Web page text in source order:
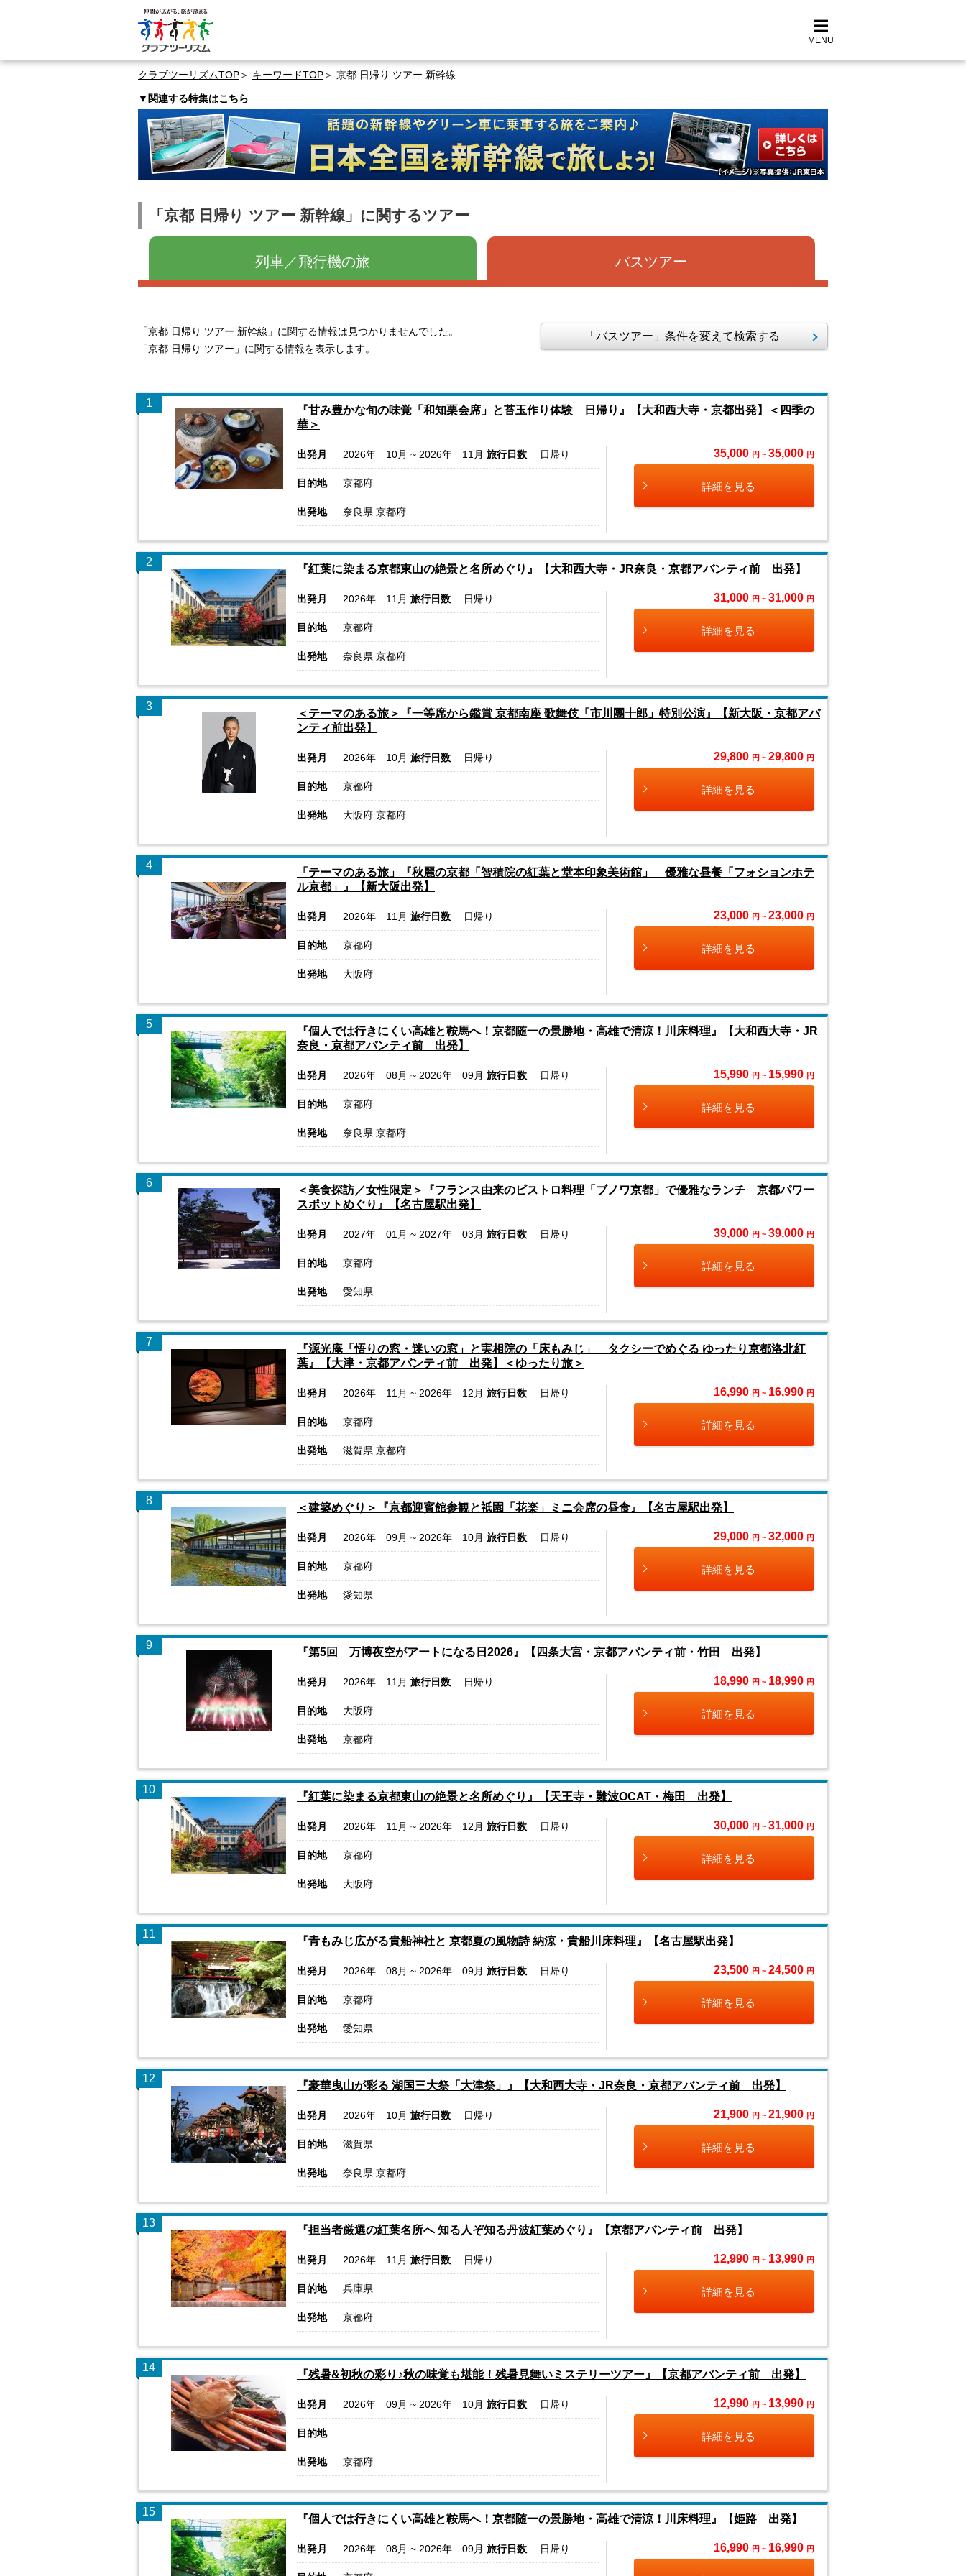
MENU
クラブツーリズムTOP キーワードTOP 京都 日帰り ツアー 新幹線
▼関連する特集はこちら
「京都 日帰り ツアー 新幹線」に関するツアー
列車／飛行機の旅 バスツアー
「京都 日帰り ツアー 新幹線」に関する情報は見つかりませんでした。
「京都 日帰り ツアー」に関する情報を表示します。
「バスツアー」条件を変えて検索する
1
『甘み豊かな旬の味覚「和知栗会席」と苔玉作り体験 日帰り』【大和西大寺・京都出発】＜四季の
華＞
出発月 2026年 10月 ~ 2026年 11月 旅行日数 日帰り
目的地 京都府
出発地 奈良県 京都府
35,000 円 ~ 35,000 円
詳細を見る
2
『紅葉に染まる京都東山の絶景と名所めぐり』【大和西大寺・JR奈良・京都アバンティ前 出発】
出発月 2026年 11月 旅行日数 日帰り
目的地 京都府
出発地 奈良県 京都府
31,000 円 ~ 31,000 円
詳細を見る
3
＜テーマのある旅＞『一等席から鑑賞 京都南座 歌舞伎「市川團十郎」特別公演』【新大阪・京都アバ
ンティ前出発】
出発月 2026年 10月 旅行日数 日帰り
目的地 京都府
出発地 大阪府 京都府
29,800 円 ~ 29,800 円
詳細を見る
4
「テーマのある旅」『秋麗の京都「智積院の紅葉と堂本印象美術館」 優雅な昼餐「フォションホテ
ル京都」』【新大阪出発】
出発月 2026年 11月 旅行日数 日帰り
目的地 京都府
出発地 大阪府
23,000 円 ~ 23,000 円
詳細を見る
5
『個人では行きにくい高雄と鞍馬へ！京都随一の景勝地・高雄で清涼！川床料理』【大和西大寺・JR
奈良・京都アバンティ前 出発】
出発月 2026年 08月 ~ 2026年 09月 旅行日数 日帰り
目的地 京都府
出発地 奈良県 京都府
15,990 円 ~ 15,990 円
詳細を見る
6
＜美食探訪／女性限定＞『フランス由来のビストロ料理「ブノワ京都」で優雅なランチ 京都パワー
スポットめぐり』【名古屋駅出発】
出発月 2027年 01月 ~ 2027年 03月 旅行日数 日帰り
目的地 京都府
出発地 愛知県
39,000 円 ~ 39,000 円
詳細を見る
7
『源光庵「悟りの窓・迷いの窓」と実相院の「床もみじ」 タクシーでめぐる ゆったり京都洛北紅
葉』【大津・京都アバンティ前 出発】＜ゆったり旅＞
出発月 2026年 11月 ~ 2026年 12月 旅行日数 日帰り
目的地 京都府
出発地 滋賀県 京都府
16,990 円 ~ 16,990 円
詳細を見る
8
＜建築めぐり＞『京都迎賓館参観と祇園「花楽」ミニ会席の昼食』【名古屋駅出発】
出発月 2026年 09月 ~ 2026年 10月 旅行日数 日帰り
目的地 京都府
出発地 愛知県
29,000 円 ~ 32,000 円
詳細を見る
9
『第5回 万博夜空がアートになる日2026』【四条大宮・京都アバンティ前・竹田 出発】
出発月 2026年 11月 旅行日数 日帰り
目的地 大阪府
出発地 京都府
18,990 円 ~ 18,990 円
詳細を見る
10
『紅葉に染まる京都東山の絶景と名所めぐり』【天王寺・難波OCAT・梅田 出発】
出発月 2026年 11月 ~ 2026年 12月 旅行日数 日帰り
目的地 京都府
出発地 大阪府
30,000 円 ~ 31,000 円
詳細を見る
11
『青もみじ広がる貴船神社と 京都夏の風物詩 納涼・貴船川床料理』【名古屋駅出発】
出発月 2026年 08月 ~ 2026年 09月 旅行日数 日帰り
目的地 京都府
出発地 愛知県
23,500 円 ~ 24,500 円
詳細を見る
12
『豪華曳山が彩る 湖国三大祭「大津祭」』【大和西大寺・JR奈良・京都アバンティ前 出発】
出発月 2026年 10月 旅行日数 日帰り
目的地 滋賀県
出発地 奈良県 京都府
21,900 円 ~ 21,900 円
詳細を見る
13
『担当者厳選の紅葉名所へ 知る人ぞ知る丹波紅葉めぐり』【京都アバンティ前 出発】
出発月 2026年 11月 旅行日数 日帰り
目的地 兵庫県
出発地 京都府
12,990 円 ~ 13,990 円
詳細を見る
14
『残暑&初秋の彩り♪秋の味覚も堪能！残暑見舞いミステリーツアー』【京都アバンティ前 出発】
出発月 2026年 09月 ~ 2026年 10月 旅行日数 日帰り
目的地
出発地 京都府
12,990 円 ~ 13,990 円
詳細を見る
15
『個人では行きにくい高雄と鞍馬へ！京都随一の景勝地・高雄で清涼！川床料理』【姫路 出発】
出発月 2026年 08月 ~ 2026年 09月 旅行日数 日帰り 16,990 円 ~ 16,990 円